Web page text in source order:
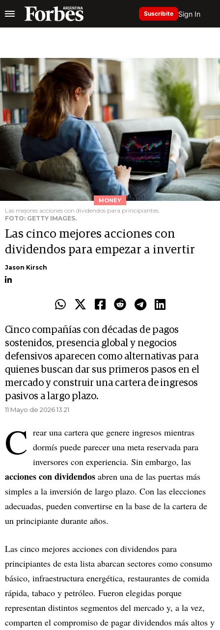
Suscribite Sign In
MONEY
Las mejores acciones con dividendos para principiantes.
FOTO: GETTY IMAGES.
Las cinco mejores acciones con
dividendos para empezar a invertir
Jason Kirsch
Cinco compañías con décadas de pagos
sostenidos, presencia global y negocios
defensivos aparecen como alternativas para
quienes buscan dar sus primeros pasos en el
mercado y construir una cartera de ingresos
pasivos a largo plazo.
11 Mayo de 2026 13.21
C rear una cartera que genere ingresos mientras
dormís puede parecer una meta reservada para
inversores con experiencia. Sin embargo, las
acciones con dividendos abren una de las puertas más
simples a la inversión de largo plazo. Con las elecciones
adecuadas, pueden convertirse en la base de la cartera de
un principiante durante años.
Las cinco mejores acciones con dividendos para
principiantes de esta lista abarcan sectores como consumo
básico, infraestructura energética, restaurantes de comida
rápida, tabaco y petróleo. Fueron elegidas porque
representan distintos segmentos del mercado y, a la vez,
comparten el compromiso de pagar dividendos más altos y